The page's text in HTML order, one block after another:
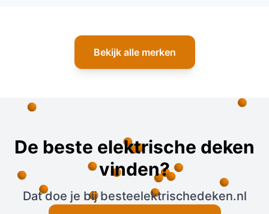
Bekijk alle merken
De beste elektrische deken
vinden?
Dat doe je bij besteelektrischedeken.nl